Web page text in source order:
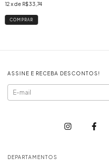
12 x de R$33,74
COMPRAR
ASSINE E RECEBA DESCONTOS!
DEPARTAMENTOS